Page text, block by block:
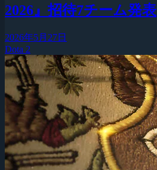
2026』招待7チーム発表
2026年5月27日
Dota 2